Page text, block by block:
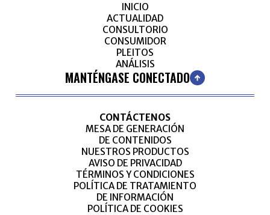
INICIO
ACTUALIDAD
CONSULTORIO
CONSUMIDOR
PLEITOS
ANÁLISIS
MANTÉNGASE CONECTADO
CONTÁCTENOS
MESA DE GENERACIÓN
DE CONTENIDOS
NUESTROS PRODUCTOS
AVISO DE PRIVACIDAD
TÉRMINOS Y CONDICIONES
POLÍTICA DE TRATAMIENTO
DE INFORMACIÓN
POLÍTICA DE COOKIES